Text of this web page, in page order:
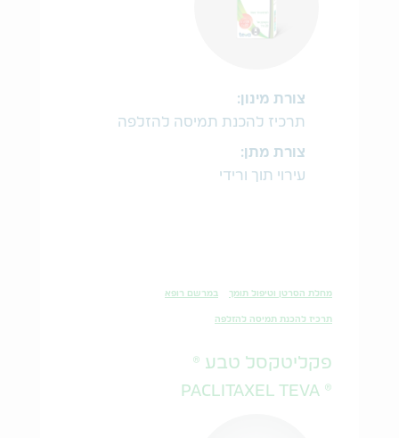
צורת מינון:
תרכיז להכנת תמיסה להזלפה
צורת מתן:
עירוי תוך ורידי
מחלת הסרטן וטיפול תומך במרשם רופא
תרכיז להכנת תמיסה להזלפה
פקליטקסל טבע ®
® PACLITAXEL TEVA